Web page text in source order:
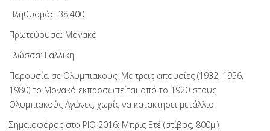
Πληθυσμός: 38,400
Πρωτεύουσα: Μονακό
Γλώσσα: Γαλλική
Παρουσία σε Ολυμπιακούς: Με τρεις απουσίες (1932, 1956,
1980) το Μονακό εκπροσωπείται από το 1920 στους
Ολυμπιακούς Αγώνες, χωρίς να κατακτήσει μετάλλιο.
Σημαιοφόρος στο ΡΙΟ 2016: Μπρις Ετέ (στίβος, 800μ.)